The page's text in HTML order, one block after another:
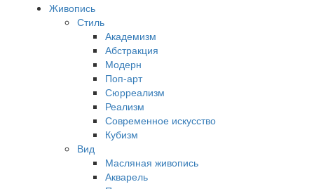
Живопись
Стиль
Академизм
Абстракция
Модерн
Поп-арт
Сюрреализм
Реализм
Современное искусство
Кубизм
Вид
Масляная живопись
Акварель